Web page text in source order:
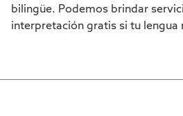
bilingüe. Podemos brindar
interpretación gratis si tu lengua